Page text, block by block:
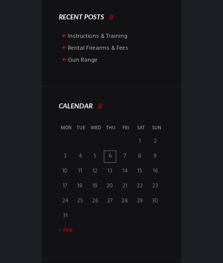
RECENT POSTS
Instructions & Training
Rental Firearms & Fees
Gun Range
CALENDAR
MON TUE WED THU FRI SAT SUN
1
2
3
4 5 6 7 8
9
10
11 12 13 14 15
16
17
18 19 20 21 22
23
24
25 26 27 28 29
30
31
Feb